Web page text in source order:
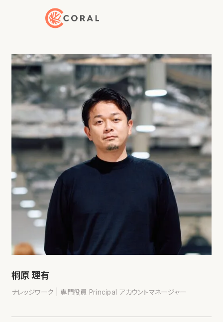
トップページへ戻る
桐原 理有
ナレッジワーク | 専門役員 Principal アカウントマネージャー